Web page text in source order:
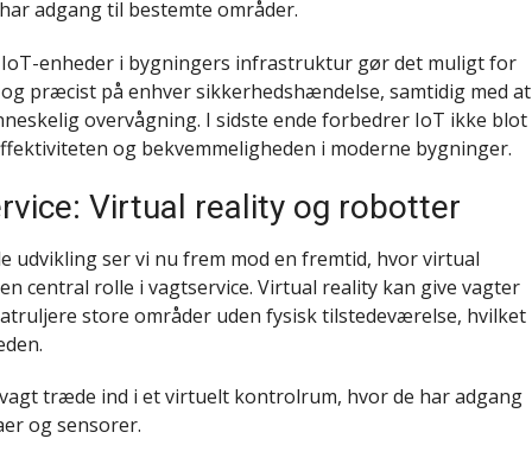
adgang til bestemte områder.
enheder i bygningers infrastruktur gør det muligt for
præcist på enhver sikkerhedshændelse, samtidig med at
overvågning. I sidste ende forbedrer IoT ikke blot
og bekvemmeligheden i moderne bygninger.
Virtual reality og robotter
udvikling ser vi nu frem mod en fremtid, hvor virtual
central rolle i vagtservice. Virtual reality kan give vagter
store områder uden fysisk tilstedeværelse, hvilket
træde ind i et virtuelt kontrolrum, hvor de har adgang
og sensorer.